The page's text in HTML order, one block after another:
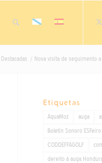
Destacadas / Nova visita de seguimento
Etiquetas
AquaMoz auga
Boletín Sonoro ESFeiro
CODDEFFAGOLF
dereito á auga